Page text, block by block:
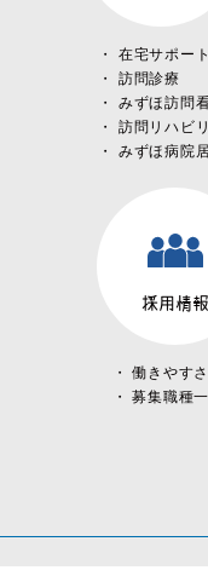
在宅サポート
訪問診療
みずほ訪問
訪問リハビ
みずほ病院
採用情報
働きやす
募集職種